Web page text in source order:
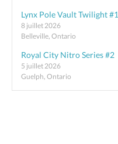
Lynx Pole Vault Twilight #1
8 juillet 2026
Belleville, Ontario
Royal City Nitro Series #2
5 juillet 2026
Guelph, Ontario